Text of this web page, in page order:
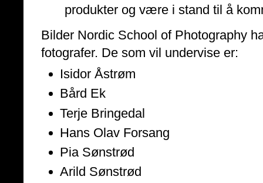
produkter og være i stand til å
Bilder Nordic School of Photography
fotografer. De som vil undervise er:
Isidor Åstrøm
Bård Ek
Terje Bringedal
Hans Olav Forsang
Pia Sønstrød
Arild Sønstrød